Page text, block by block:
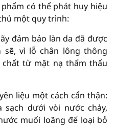
có thể phát huy hiệu
một quy trình:
đảm bảo làn da đã được
vì lỗ chân lông thông
từ mặt nạ thẩm thấu
liệu một cách cẩn thận:
dưới vòi nước chảy,
muối loãng để loại bỏ